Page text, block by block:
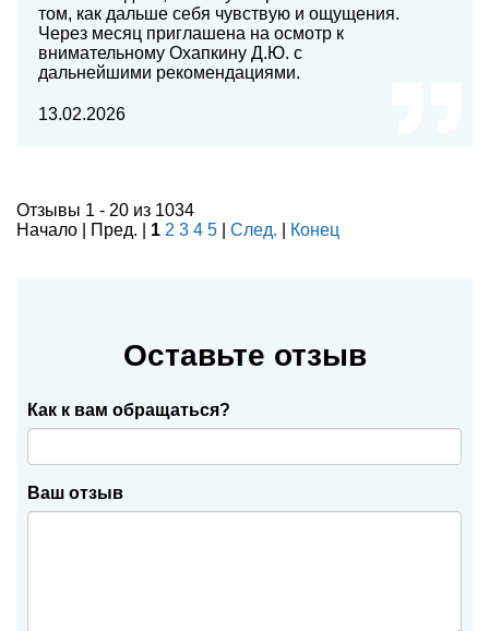
том, как дальше себя чувствую и ощущения.
Через месяц приглашена на осмотр к
внимательному Охапкину Д.Ю. с
дальнейшими рекомендациями.
13.02.2026
Отзывы 1 - 20 из 1034
Начало | Пред. | 1 2 3 4 5 След. Конец
Оставьте отзыв
Как к вам обращаться?
Ваш отзыв